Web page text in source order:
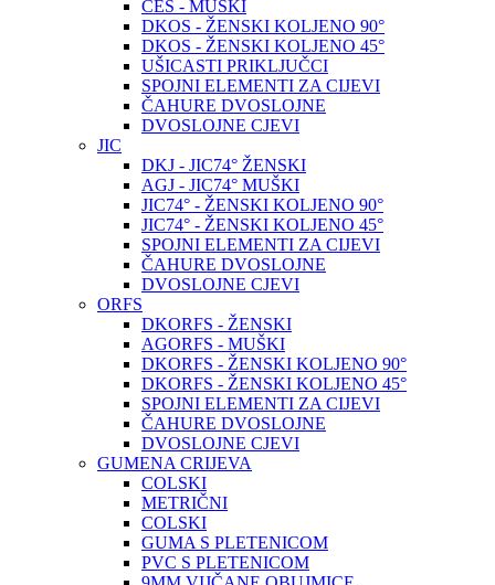
CES - MUŠKI
DKOS - ŽENSKI KOLJENO 90°
DKOS - ŽENSKI KOLJENO 45°
UŠICASTI PRIKLJUČCI
SPOJNI ELEMENTI ZA CIJEVI
ČAHURE DVOSLOJNE
DVOSLOJNE CJEVI
JIC
DKJ - JIC74° ŽENSKI
AGJ - JIC74° MUŠKI
JIC74° - ŽENSKI KOLJENO 90°
JIC74° - ŽENSKI KOLJENO 45°
SPOJNI ELEMENTI ZA CIJEVI
ČAHURE DVOSLOJNE
DVOSLOJNE CJEVI
ORFS
DKORFS - ŽENSKI
AGORFS - MUŠKI
DKORFS - ŽENSKI KOLJENO 90°
DKORFS - ŽENSKI KOLJENO 45°
SPOJNI ELEMENTI ZA CIJEVI
ČAHURE DVOSLOJNE
DVOSLOJNE CJEVI
GUMENA CRIJEVA
COLSKI
METRIČNI
COLSKI
GUMA S PLETENICOM
PVC S PLETENICOM